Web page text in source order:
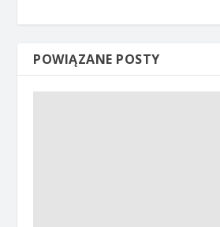
POWIĄZANE POSTY